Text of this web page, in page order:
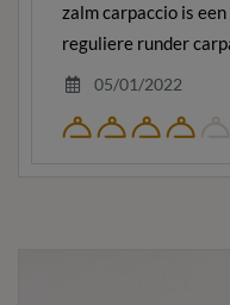
zalm carpaccio is
reguliere runder
05/01/2022